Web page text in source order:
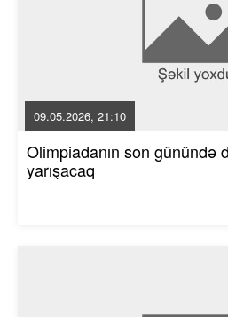
09.05.2026, 21:10
Olimpiadanın son günündə
yarışacaq